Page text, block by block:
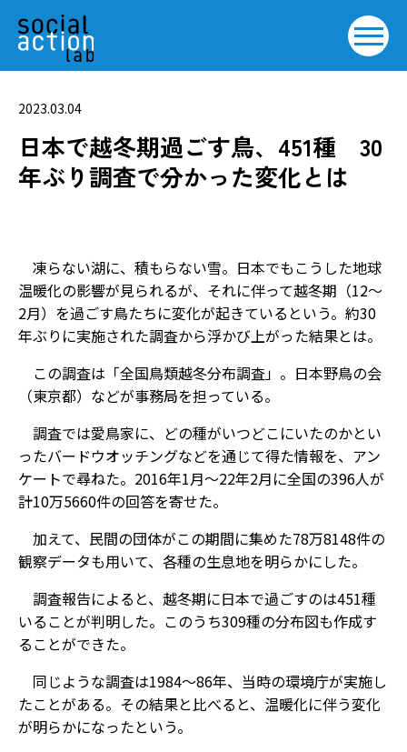
2023.03.04
日本で越冬期過ごす鳥、451種 30
年ぶり調査で分かった変化とは
凍らない湖に、積もらない雪――。日本でもこうした地球
温暖化の影響が見られるが、それに伴って越冬期（12～
2月）を過ごす鳥たちに変化が起きているという。約30
年ぶりに実施された調査から浮かび上がった結果とは。
この調査は「全国鳥類越冬分布調査」。日本野鳥の会
（東京都）などが事務局を担っている。
調査では愛鳥家に、どの種がいつどこにいたのかとい
ったバードウオッチングなどを通じて得た情報を、アン
ケートで尋ねた。2016年1月～22年2月に全国の396人が
計10万5660件の回答を寄せた。
加えて、民間の団体がこの期間に集めた78万8148件の
観察データも用いて、各種の生息地を明らかにした。
調査報告によると、越冬期に日本で過ごすのは451種
いることが判明した。このうち309種の分布図も作成す
ることができた。
同じような調査は1984～86年、当時の環境庁が実施し
たことがある。その結果と比べると、温暖化に伴う変化
が明らかになったという。